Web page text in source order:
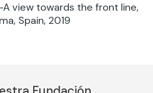
view towards the front line,
Spain, 2019